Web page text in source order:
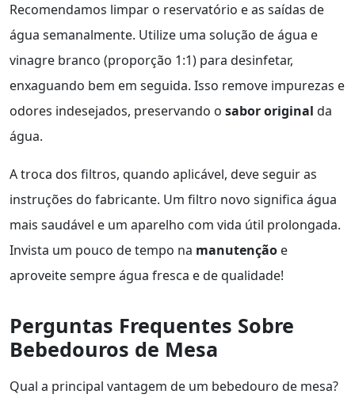
Recomendamos limpar o reservatório e as saídas de
água semanalmente. Utilize uma solução de água e
vinagre branco (proporção 1:1) para desinfetar,
enxaguando bem em seguida. Isso remove impurezas e
odores indesejados, preservando o sabor original da
água.
A troca dos filtros, quando aplicável, deve seguir as
instruções do fabricante. Um filtro novo significa água
mais saudável e um aparelho com vida útil prolongada.
Invista um pouco de tempo na manutenção e
aproveite sempre água fresca e de qualidade!
Perguntas Frequentes Sobre
Bebedouros de Mesa
Qual a principal vantagem de um bebedouro de mesa?